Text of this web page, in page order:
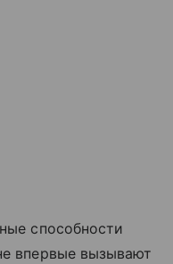
способности
впервые вызывают